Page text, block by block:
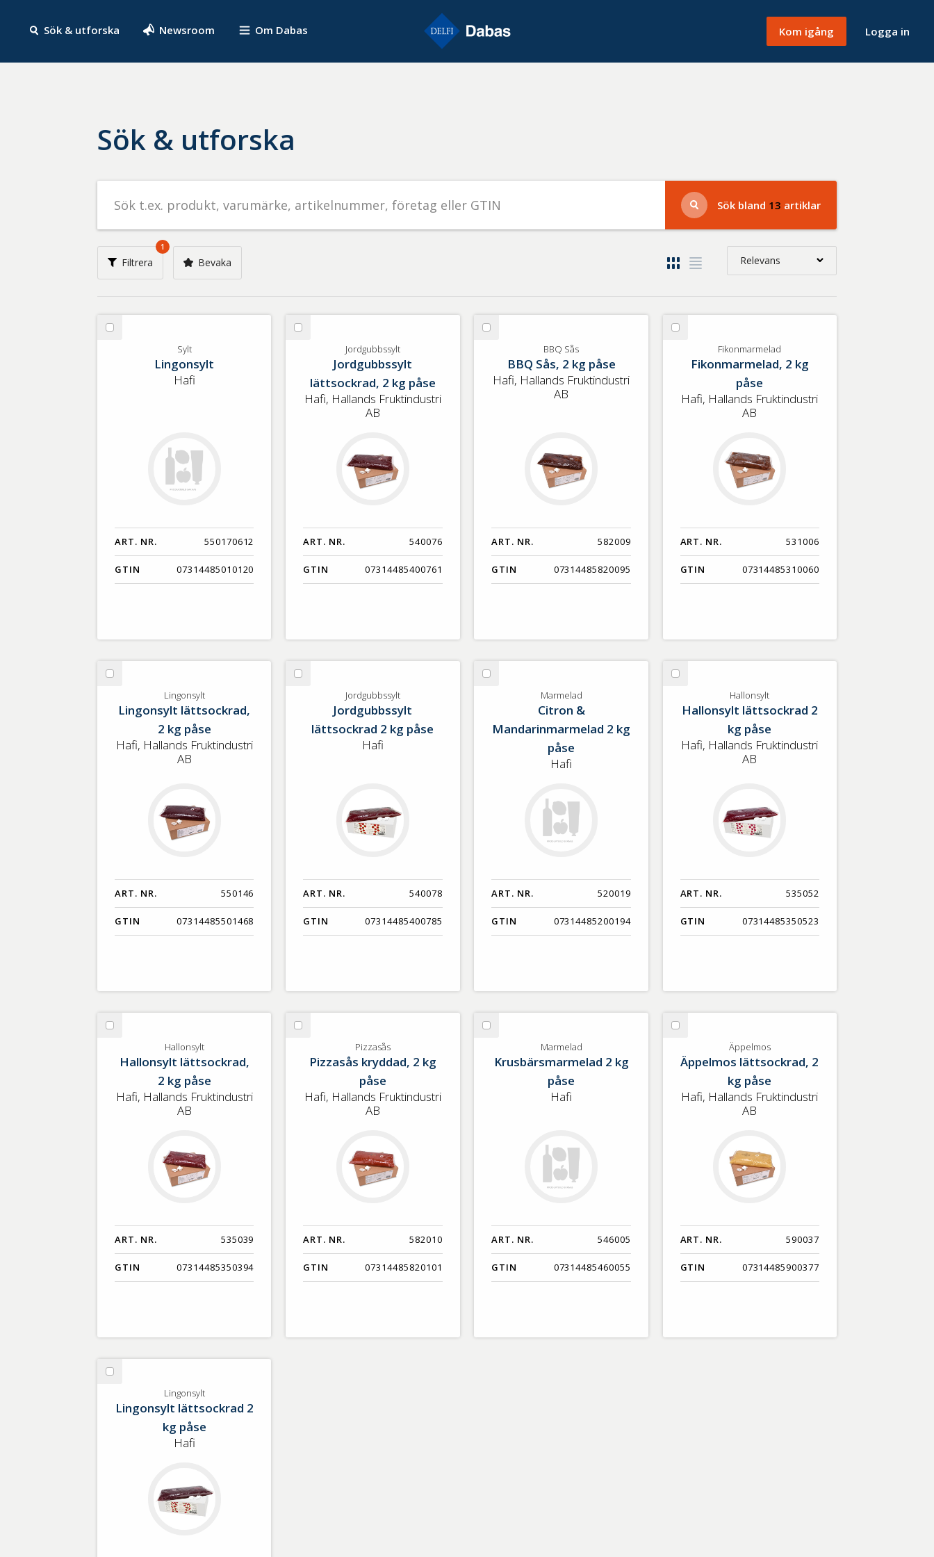
Sök & utforska Newsroom Om Dabas Kom igång Logga in
Sök & utforska
Sök
livsmedel
på
t.ex.
produkt,
varumärke,
GTIN
Sök bland 13 artiklar
Filtrera
1
Bevaka Relevans
Nyaste
Benämning A-Ö
Varumärken A-Ö
Artikelnummer
Med bild först
Välj
Sylt
Lingonsylt
Hafi
ART. NR. 550170612
GTIN 07314485010120
Välj
JordgubbssyltJordgubbssylt
Jordgubbssylt
lättsockrad, 2 kg påse
Hafi, Hallands Fruktindustri
AB
ART. NR. 540076
GTIN 07314485400761
Välj
BBQ Sås
BBQ Sås, 2 kg påse
Hafi, Hallands Fruktindustri
AB
ART. NR. 582009
GTIN 07314485820095
Välj
Fikonmarmelad
Fikonmarmelad
Fikonmarmelad, 2 kg
påse
Hafi, Hallands Fruktindustri
AB
ART. NR. 531006
GTIN 07314485310060
Välj
Lingonsylt
Lingonsylt lättsockrad,
2 kg påse
Hafi, Hallands Fruktindustri
AB
ART. NR. 550146
GTIN 07314485501468
Välj
JordgubbssyltJordgubbssylt
Jordgubbssylt
lättsockrad 2 kg påse
Hafi
ART. NR. 540078
GTIN 07314485400785
Välj
Marmelad
Citron &
Mandarinmarmelad 2 kg
påse
Hafi
ART. NR. 520019
GTIN 07314485200194
Välj
Hallonsylt
Hallonsylt lättsockrad 2
kg påse
Hafi, Hallands Fruktindustri
AB
ART. NR. 535052
GTIN 07314485350523
Välj
Hallonsylt
Hallonsylt lättsockrad,
2 kg påse
Hafi, Hallands Fruktindustri
AB
ART. NR. 535039
GTIN 07314485350394
Välj
Pizzasås
Pizzasås kryddad, 2 kg
påse
Hafi, Hallands Fruktindustri
AB
ART. NR. 582010
GTIN 07314485820101
Välj
Marmelad
Krusbärsmarmelad 2 kg
påse
Hafi
ART. NR. 546005
GTIN 07314485460055
Välj
Äppelmos
Äppelmos lättsockrad, 2
kg påse
Hafi, Hallands Fruktindustri
AB
ART. NR. 590037
GTIN 07314485900377
Välj
Lingonsylt
Lingonsylt lättsockrad 2
kg påse
Hafi